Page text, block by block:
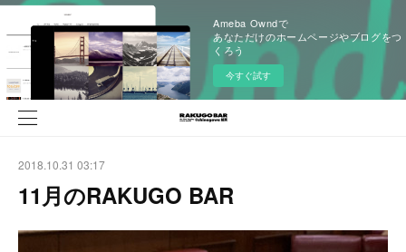
Ameba Owndで
あなただけのホームページやブログをつ
くろう
今すぐ試す
2018.10.31 03:17
11月のRAKUGO BAR